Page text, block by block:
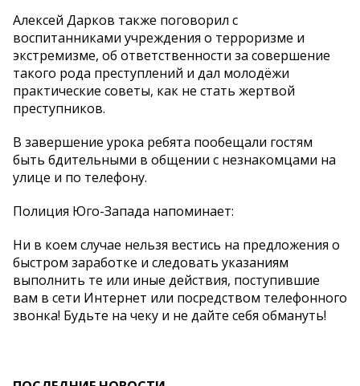
Алексей Дарков также поговорил с
воспитанниками учреждения о терроризме и
экстремизме, об ответственности за совершение
такого рода преступлений и дал молодёжи
практические советы, как не стать жертвой
преступников.
В завершение урока ребята пообещали гостям
быть бдительными в общении с незнакомцами на
улице и по телефону.
Полиция Юго-Запада напоминает:
Ни в коем случае нельзя вестись на предложения о
быстром заработке и следовать указаниям
выполнить те или иные действия, поступившие
вам в сети Интернет или посредством телефонного
звонка! Будьте на чеку и не дайте себя обмануть!